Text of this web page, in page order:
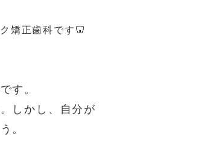
矯正歯科です🦷
す。
しかし、自分が
。